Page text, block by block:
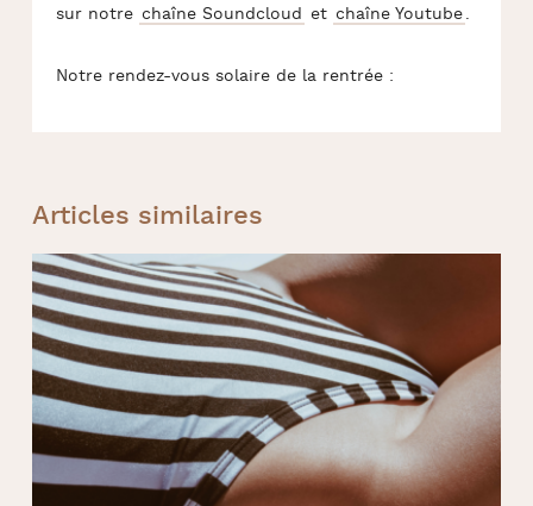
sur notre chaîne Soundcloud et chaîne Youtube.
Notre rendez-vous solaire de la rentrée :
Articles similaires